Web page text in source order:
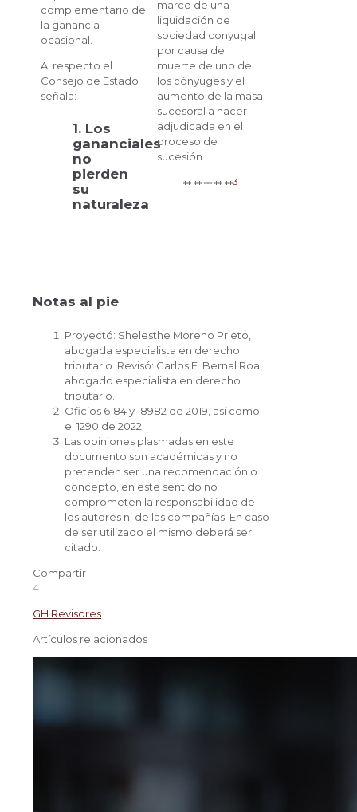
complementario de
la ganancia
ocasional.
Al respecto el
Consejo de Estado
señala:
1. Los
gananciales
no
pierden
su
naturaleza
marco de una
liquidación de
sociedad conyugal
por causa de
muerte de uno de
los cónyuges y el
aumento de la masa
sucesoral a hacer
adjudicada en el
proceso de
sucesión.
** ** ** ** **3
Notas al pie
Proyectó: Shelesthe Moreno Prieto,
abogada especialista en derecho
tributario. Revisó: Carlos E. Bernal Roa,
abogado especialista en derecho
tributario.
Oficios 6184 y 18982 de 2019, así como
el 1290 de 2022
Las opiniones plasmadas en este
documento son académicas y no
pretenden ser una recomendación o
concepto, en este sentido no
comprometen la responsabilidad de
los autores ni de las compañías. En caso
de ser utilizado el mismo deberá ser
citado.
Compartir
4
GH Revisores
Artículos relacionados